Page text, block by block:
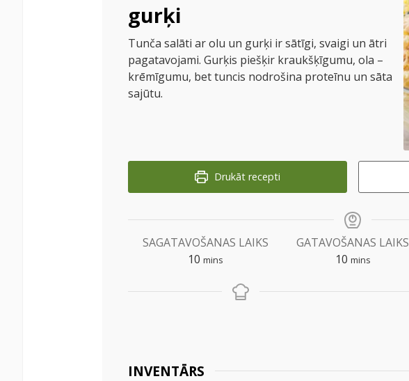
gurķi
Tunča salāti ar olu un gurķi ir sātīgi, svaigi un ātri
pagatavojami. Gurķis piešķir kraukšķīgumu, ola –
krēmīgumu, bet tuncis nodrošina proteīnu un sāta
sajūtu.
Drukāt recepti
SAGATAVOŠANAS LAIKS
10minutes
mins
GATAVOŠANAS LAIKS
10minutes
mins
INVENTĀRS